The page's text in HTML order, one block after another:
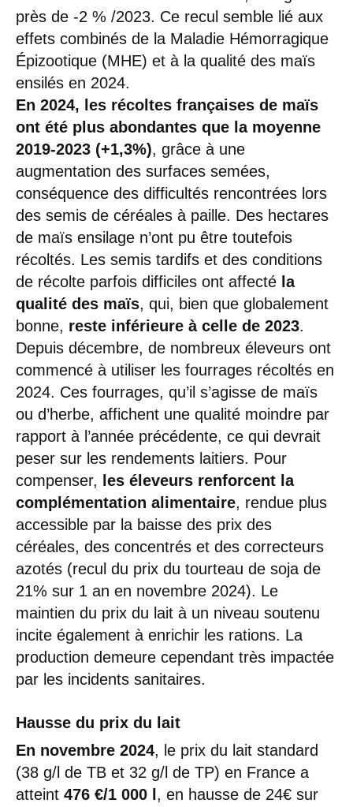
près de -2 % /2023. Ce recul semble lié aux
effets combinés de la Maladie Hémorragique
Épizootique (MHE) et à la qualité des maïs
ensilés en 2024.
En 2024, les récoltes françaises de maïs
ont été plus abondantes que la moyenne
2019-2023 (+1,3%), grâce à une
augmentation des surfaces semées,
conséquence des difficultés rencontrées lors
des semis de céréales à paille. Des hectares
de maïs ensilage n’ont pu être toutefois
récoltés. Les semis tardifs et des conditions
de récolte parfois difficiles ont affecté la
qualité des maïs, qui, bien que globalement
bonne, reste inférieure à celle de 2023.
Depuis décembre, de nombreux éleveurs ont
commencé à utiliser les fourrages récoltés en
2024. Ces fourrages, qu’il s’agisse de maïs
ou d’herbe, affichent une qualité moindre par
rapport à l’année précédente, ce qui devrait
peser sur les rendements laitiers. Pour
compenser,
les éleveurs renforcent la
complémentation alimentaire, rendue plus
accessible par la baisse des prix des
céréales, des concentrés et des correcteurs
azotés (recul du prix du tourteau de soja de
21% sur 1 an en novembre 2024). Le
maintien du prix du lait à un niveau soutenu
incite également à enrichir les rations. La
production demeure cependant très impactée
par les incidents sanitaires.
Hausse du prix du lait
En novembre 2024, le prix du lait standard
(38 g/l de TB et 32 g/l de TP) en France a
atteint 476 €/1 000 l , en hausse de 24€ sur